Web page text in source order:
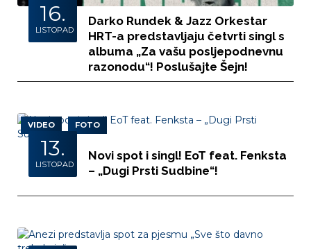
16.
LISTOPAD
Darko Rundek & Jazz Orkestar
HRT-a predstavljaju četvrti singl s
albuma „Za vašu posljepodnevnu
razonodu“! Poslušajte Šejn!
VIDEO FOTO
13.
LISTOPAD
Novi spot i singl! EoT feat. Fenksta
– „Dugi Prsti Sudbine“!